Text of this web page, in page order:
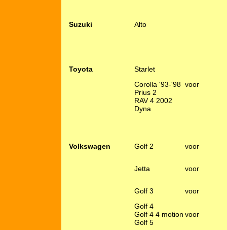
Suzuki Alto
Toyota
Starlet
Corolla '93-'98 voor
Prius 2
RAV 4 2002
Dyna
Volkswagen Golf 2 voor
Jetta voor
Golf 3
voor
Golf 4
Golf 4 4 motion voor
Golf 5